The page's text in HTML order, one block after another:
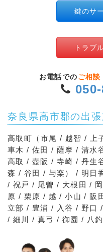
鍵のサ
トラブ
お電話での ご相談
奈良県高市郡の出
高取町（市尾 / 越智 / 上
車木 / 佐田 / 薩摩 / 清水
高取 / 壺阪 / 寺崎 / 丹生
森 / 谷田 / 与楽） / 明日
/ 祝戸 / 尾曽 / 大根田 /
原 / 栗原 / 越 / 小山 / 阪
立部 / 豊浦 / 入谷 / 野口
/ 細川 / 真弓 / 御園 / 八釣